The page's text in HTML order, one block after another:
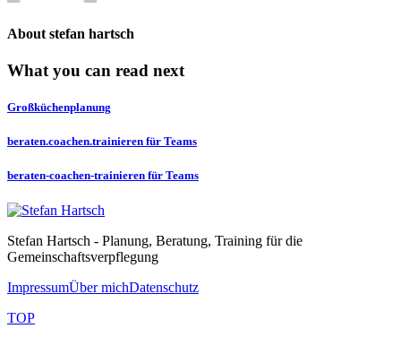
About stefan hartsch
What you can read next
Großküchenplanung
beraten.coachen.trainieren für Teams
beraten-coachen-trainieren für Teams
Stefan Hartsch - Planung, Beratung, Training für die
Gemeinschaftsverpflegung
ImpressumÜber michDatenschutz
TOP